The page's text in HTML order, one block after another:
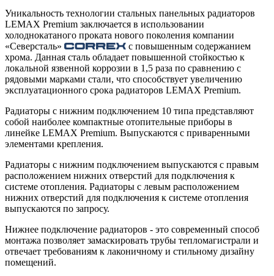
Уникальность технологии стальных панельных радиаторов
LEMAX Premium заключается в использовании
холоднокатаного проката нового поколения компании
«Северсталь»
с повышенным содержанием
хрома. Данная сталь обладает повышенной стойкостью к
локальной язвенной коррозии в 1,5 раза по сравнению с
рядовыми марками стали, что способствует увеличению
эксплуатационного срока радиаторов LEMAX Premium.
Радиаторы с нижним подключением 10 типа представляют
собой наиболее компактные отопительные приборы в
линейке LEMAX Premium. Выпускаются с приваренными
элементами крепления.
Радиаторы с нижним подключением выпускаются с правым
расположением нижних отверстий для подключения к
системе отопления. Радиаторы с левым расположением
нижних отверстий для подключения к системе отопления
выпускаются по запросу.
Нижнее подключение радиаторов - это современный способ
монтажа позволяет замаскировать трубы тепломагистрали и
отвечает требованиям к лаконичному и стильному дизайну
помещений.